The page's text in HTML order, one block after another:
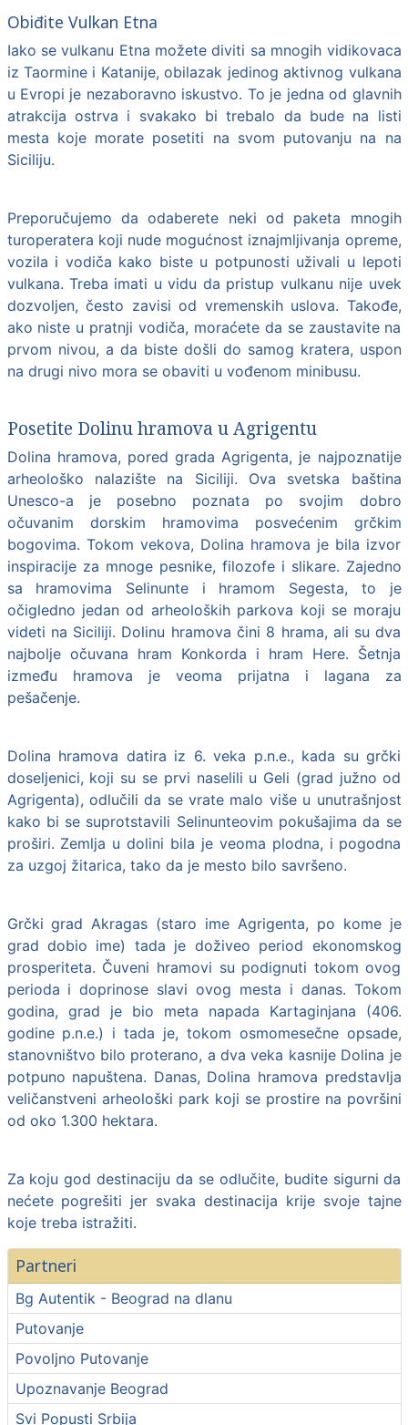
Obiđite Vulkan Etna
Iako se vulkanu Etna možete diviti sa mnogih vidikovaca
iz Taormine i Katanije, obilazak jedinog aktivnog vulkana
u Evropi je nezaboravno iskustvo. To je jedna od glavnih
atrakcija ostrva i svakako bi trebalo da bude na listi
mesta koje morate posetiti na svom putovanju na na
Siciliju.
Preporučujemo da odaberete neki od paketa mnogih
turoperatera koji nude mogućnost iznajmljivanja opreme,
vozila i vodiča kako biste u potpunosti uživali u lepoti
vulkana. Treba imati u vidu da pristup vulkanu nije uvek
dozvoljen, često zavisi od vremenskih uslova. Takođe,
ako niste u pratnji vodiča, moraćete da se zaustavite na
prvom nivou, a da biste došli do samog kratera, uspon
na drugi nivo mora se obaviti u vođenom minibusu.
Posetite Dolinu hramova u Agrigentu
Dolina hramova, pored grada Agrigenta, je najpoznatije
arheološko nalazište na Siciliji. Ova svetska baština
Unesco-a je posebno poznata po svojim dobro
očuvanim dorskim hramovima posvećenim grčkim
bogovima. Tokom vekova, Dolina hramova je bila izvor
inspiracije za mnoge pesnike, filozofe i slikare. Zajedno
sa hramovima Selinunte i hramom Segesta, to je
očigledno jedan od arheoloških parkova koji se moraju
videti na Siciliji. Dolinu hramova čini 8 hrama, ali su dva
najbolje očuvana hram Konkorda i hram Here. Šetnja
između hramova je veoma prijatna i lagana za
pešačenje.
Dolina hramova datira iz 6. veka p.n.e., kada su grčki
doseljenici, koji su se prvi naselili u Geli (grad južno od
Agrigenta), odlučili da se vrate malo više u unutrašnjost
kako bi se suprotstavili Selinunteovim pokušajima da se
proširi. Zemlja u dolini bila je veoma plodna, i pogodna
za uzgoj žitarica, tako da je mesto bilo savršeno.
Grčki grad Akragas (staro ime Agrigenta, po kome je
grad dobio ime) tada je doživeo period ekonomskog
prosperiteta. Čuveni hramovi su podignuti tokom ovog
perioda i doprinose slavi ovog mesta i danas. Tokom
godina, grad je bio meta napada Kartaginjana (406.
godine p.n.e.) i tada je, tokom osmomesečne opsade,
stanovništvo bilo proterano, a dva veka kasnije Dolina je
potpuno napuštena. Danas, Dolina hramova predstavlja
veličanstveni arheološki park koji se prostire na površini
od oko 1.300 hektara.
Za koju god destinaciju da se odlučite, budite sigurni da
nećete pogrešiti jer svaka destinacija krije svoje tajne
koje treba istražiti.
Partneri
Bg Autentik - Beograd na dlanu
Putovanje
Povoljno Putovanje
Upoznavanje Beograd
Svi Popusti Srbija